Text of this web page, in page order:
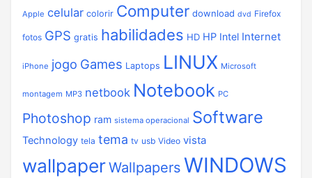
Apple celular colorir Computer download dvd Firefox
fotos GPS gratis habilidades HD HP Intel Internet
iPhone jogo Games Laptops LINUX Microsoft
montagem MP3 netbook Notebook PC
Photoshop ram sistema operacional Software
Technology tela tema tv usb Video vista
wallpaperWallpapers WINDOWS